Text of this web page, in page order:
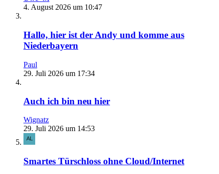
4. August 2026 um 10:47
Hallo, hier ist der Andy und komme aus
Niederbayern
Paul
29. Juli 2026 um 17:34
Auch ich bin neu hier
Wignatz
29. Juli 2026 um 14:53
Smartes Türschloss ohne Cloud/Internet